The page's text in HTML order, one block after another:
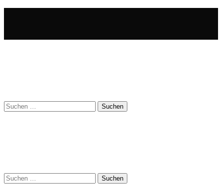
Suchen
nach:
Suchen
nach: